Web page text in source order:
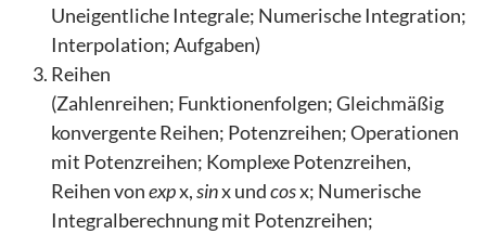
Uneigentliche Integrale; Numerische Integration;
Interpolation; Aufgaben)
Reihen
(Zahlenreihen; Funktionenfolgen; Gleichmäßig
konvergente Reihen; Potenzreihen; Operationen
mit Potenzreihen; Komplexe Potenzreihen,
Reihen vonexpx,sinx undcosx; Numerische
Integralberechnung mit Potenzreihen;